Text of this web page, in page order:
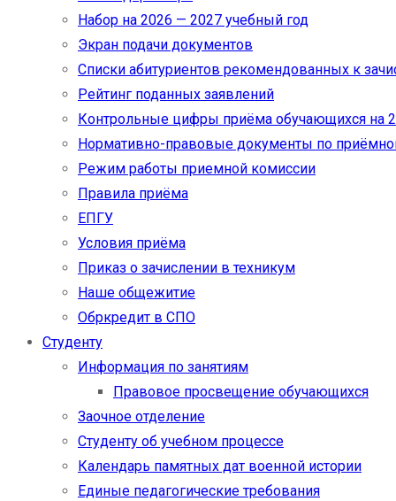
Набор на 2026 — 2027 учебный год
Экран подачи документов
Cписки абитуриентов рекомендованных к
Рейтинг поданных заявлений
Контрольные цифры приёма обучающихся на
Нормативно-правовые документы по
Режим работы приемной комиссии
Правила приёма
ЕПГУ
Условия приёма
Приказ о зачислении в техникум
Наше общежитие
Обркредит в СПО
Студенту
Информация по занятиям
Правовое просвещение обучающихся
Заочное отделение
Студенту об учебном процессе
Календарь памятных дат военной истории
Единые педагогические требования